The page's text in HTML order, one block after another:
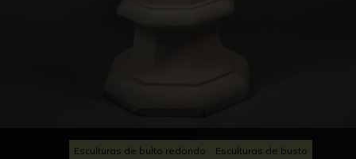
Esculturas de bulto redondo Esculturas de busto